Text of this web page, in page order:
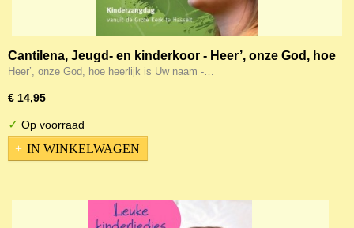
Cantilena, Jeugd- en kinderkoor - Heer’, onze God, hoe
heerlijk is Uw naam
Heer’, onze God, hoe heerlijk is Uw naam -…
€ 14,95
✓ Op voorraad
IN WINKELWAGEN